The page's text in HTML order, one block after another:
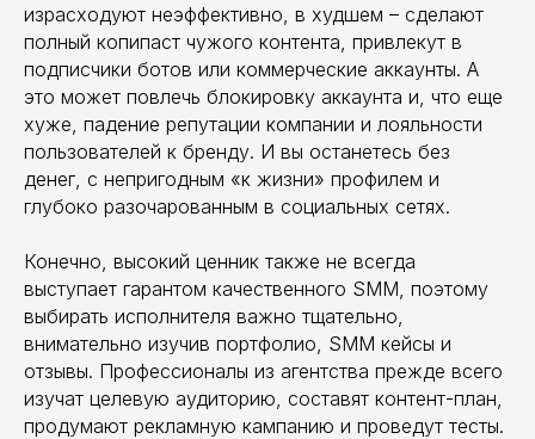
израсходуют неэффективно, в худшем – сделают
полный копипаст чужого контента, привлекут в
подписчики ботов или коммерческие аккаунты. А
это может повлечь блокировку аккаунта и, что еще
хуже, падение репутации компании и лояльности
пользователей к бренду. И вы останетесь без
денег, с непригодным «к жизни» профилем и
глубоко разочарованным в социальных сетях.
Конечно, высокий ценник также не всегда
выступает гарантом качественного SMM, поэтому
выбирать исполнителя важно тщательно,
внимательно изучив портфолио, SMM кейсы и
отзывы. Профессионалы из агентства прежде всего
изучат целевую аудиторию, составят контент-план,
продумают рекламную кампанию и проведут тесты.